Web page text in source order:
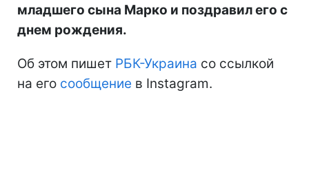
младшего сына Марко и поздравил его с
днем рождения.
Об этом пишет РБК-Украина со ссылкой
на его сообщение в Instagram.